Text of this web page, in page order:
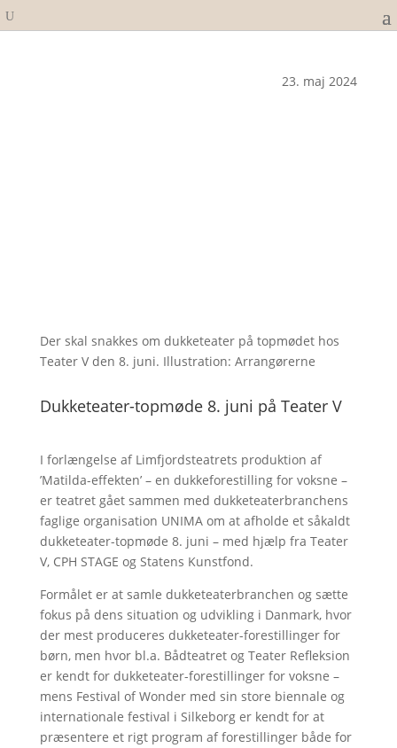
23. maj 2024
Der skal snakkes om dukketeater på topmødet hos
Teater V den 8. juni. Illustration: Arrangørerne
Dukketeater-topmøde 8. juni på Teater V
I forlængelse af Limfjordsteatrets produktion af
’Matilda-effekten’ – en dukkeforestilling for voksne –
er teatret gået sammen med dukketeaterbranchens
faglige organisation UNIMA om at afholde et såkaldt
dukketeater-topmøde 8. juni – med hjælp fra Teater
V, CPH STAGE og Statens Kunstfond.
Formålet er at samle dukketeaterbranchen og sætte
fokus på dens situation og udvikling i Danmark, hvor
der mest produceres dukketeater-forestillinger for
børn, men hvor bl.a. Bådteatret og Teater Refleksion
er kendt for dukketeater-forestillinger for voksne –
mens Festival of Wonder med sin store biennale og
internationale festival i Silkeborg er kendt for at
præsentere et rigt program af forestillinger både for